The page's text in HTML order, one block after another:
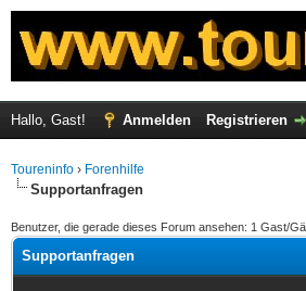
Hallo, Gast! Anmelden Registrieren
Toureninfo › Forenhilfe
Supportanfragen
Benutzer, die gerade dieses Forum ansehen: 1 Gast/
Supportanfragen